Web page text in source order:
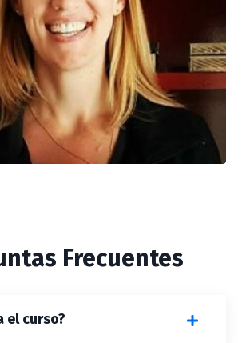
Frecuentes
el curso?